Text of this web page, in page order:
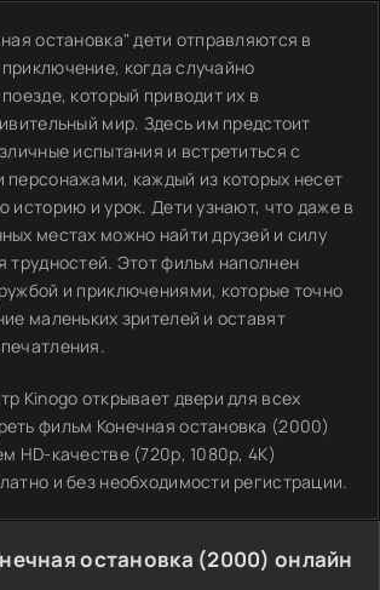
остановка" дети отправляются в
когда случайно
который приводит их в
мир. Здесь им предстоит
испытания и встретиться с
персонажами, каждый из которых несет
историю и урок. Дети узнают, что даже в
местах можно найти друзей и силу
трудностей. Этот фильм наполнен
и приключениями, которые точно
маленьких зрителей и оставят
Kinogo открывает двери для всех
фильм Конечная остановка (2000)
HD-качестве (720p, 1080p, 4K)
и без необходимости регистрации.
остановка (2000) онлайн